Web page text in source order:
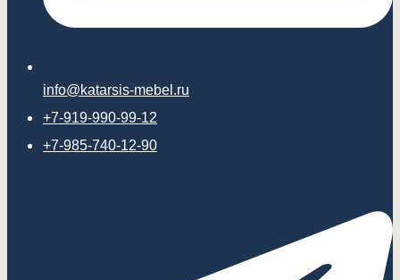
info@katarsis-mebel.ru
+7-919-990-99-12
+7-985-740-12-90